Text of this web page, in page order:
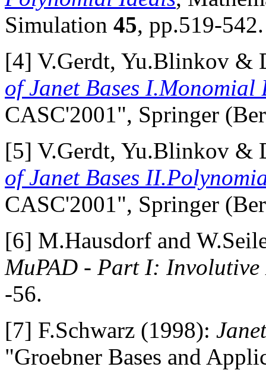
Simulation 45, pp.519-542.
[4] V.Gerdt, Yu.Blinkov &
of Janet Bases I.Monomial
CASC'2001", Springer
[5] V.Gerdt, Yu.Blinkov &
of Janet Bases
CASC'2001", Springer
[6] M.Hausdorf and
MuPAD - Part I: Involutive
-56.
[7] F.Schwarz (1998):
"Groebner Bases and